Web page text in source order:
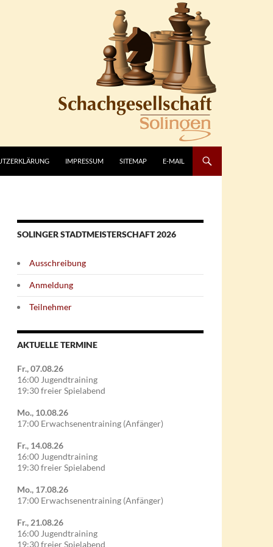
IMPRESSUM SITEMAP E-MAIL
SOLINGER STADTMEISTERSCHAFT 2026
Ausschreibung
Anmeldung
Teilnehmer
AKTUELLE TERMINE
Fr., 07.08.26
16:00 Jugendtraining
19:30 freier Spielabend
Mo., 10.08.26
17:00 Erwachsenentraining (Anfänger)
Fr., 14.08.26
16:00 Jugendtraining
19:30 freier Spielabend
Mo., 17.08.26
17:00 Erwachsenentraining (Anfänger)
Fr., 21.08.26
16:00 Jugendtraining
19:30 freier Spielabend